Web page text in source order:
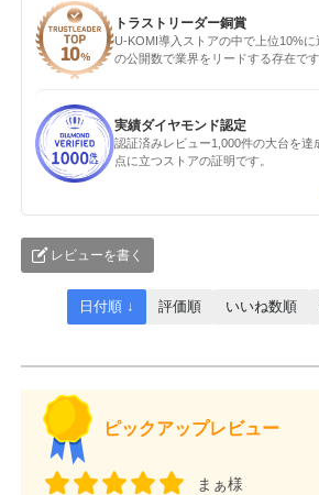
トラストリーダー銅賞
U-KOMI導入ストアの中で上位10%
の公開数で業界をリードする存在です
実績ダイヤモンド認定
認証済みレビュー1,000件の大台を達
点に立つストアの証明です。
レビューを書く
日付順 ↓ 評価順 いいね数順
ピックアップレビュー
まぁ様